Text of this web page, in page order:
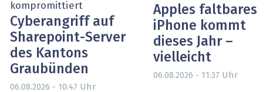
kompromittiert
Cyberangriff auf
Sharepoint-Server
des Kantons
Graubünden
06.08.2026 - 10:47 Uhr
Apples faltbares
iPhone kommt
dieses Jahr –
vielleicht
06.08.2026 - 11:37 Uhr